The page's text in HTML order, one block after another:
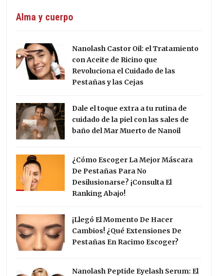
Alma y cuerpo
Nanolash Castor Oil: el Tratamiento
con Aceite de Ricino que
Revoluciona el Cuidado de las
Pestañas y las Cejas
Dale el toque extra a tu rutina de
cuidado de la piel con las sales de
baño del Mar Muerto de Nanoil
¿Cómo Escoger La Mejor Máscara
De Pestañas Para No
Desilusionarse? ¡Consulta El
Ranking Abajo!
¡Llegó El Momento De Hacer
Cambios! ¿Qué Extensiones De
Pestañas En Racimo Escoger?
Nanolash Peptide Eyelash Serum: El